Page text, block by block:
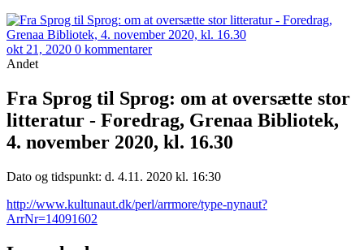
okt 21, 2020 0 kommentarer
Andet
Fra Sprog til Sprog: om at oversætte stor
litteratur - Foredrag, Grenaa Bibliotek,
4. november 2020, kl. 16.30
Dato og tidspunkt: d. 4.11. 2020 kl. 16:30
http://www.kultunaut.dk/perl/arrmore/type-nynaut?
ArrNr=14091602